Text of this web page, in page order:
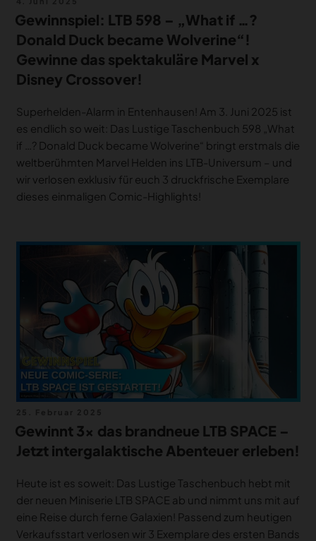
am
Gewinnspiel: LTB 598 – „What if …?
Donald Duck became Wolverine“!
Gewinne das spektakuläre Marvel x
Disney Crossover!
Superhelden-Alarm in Entenhausen! Am 3. Juni 2025 ist
es endlich so weit: Das Lustige Taschenbuch 598 „What
if …? Donald Duck became Wolverine“ bringt erstmals die
weltberühmten Marvel Helden ins LTB-Universum – und
wir verlosen exklusiv für euch 3 druckfrische Exemplare
dieses einmaligen Comic-Highlights!
am
Gewinnt 3x das brandneue LTB SPACE –
Jetzt intergalaktische Abenteuer erleben!
Heute ist es soweit: Das Lustige Taschenbuch hebt mit
der neuen Miniserie LTB SPACE ab und nimmt uns mit auf
eine Reise durch ferne Galaxien! Passend zum heutigen
Verkaufsstart verlosen wir 3 Exemplare des ersten Bands